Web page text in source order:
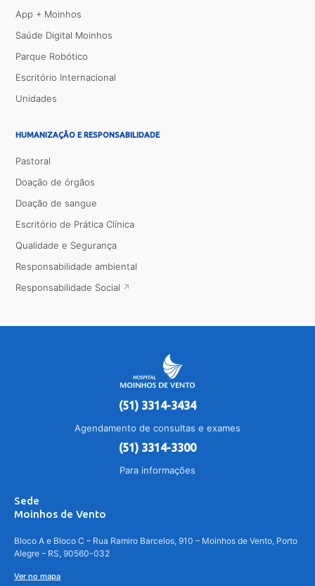
App + Moinhos
Saúde Digital Moinhos
Parque Robótico
Escritório Internacional
Unidades
HUMANIZAÇÃO E RESPONSABILIDADE
Pastoral
Doação de órgãos
Doação de sangue
Escritório de Prática Clínica
Qualidade e Segurança
Responsabilidade ambiental
Responsabilidade Social
(51) 3314-3434
Agendamento de consultas e exames
(51) 3314-3300
Para informações
Sede
Moinhos de Vento
Bloco A e Bloco C – Rua Ramiro Barcelos, 910 – Moinhos de Vento, Porto
Alegre – RS, 90560-032
Ver no mapa